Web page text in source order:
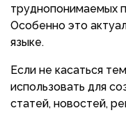
труднопонимаемых
Особенно это
языке.
Если не касаться
использовать для
статей, новостей,